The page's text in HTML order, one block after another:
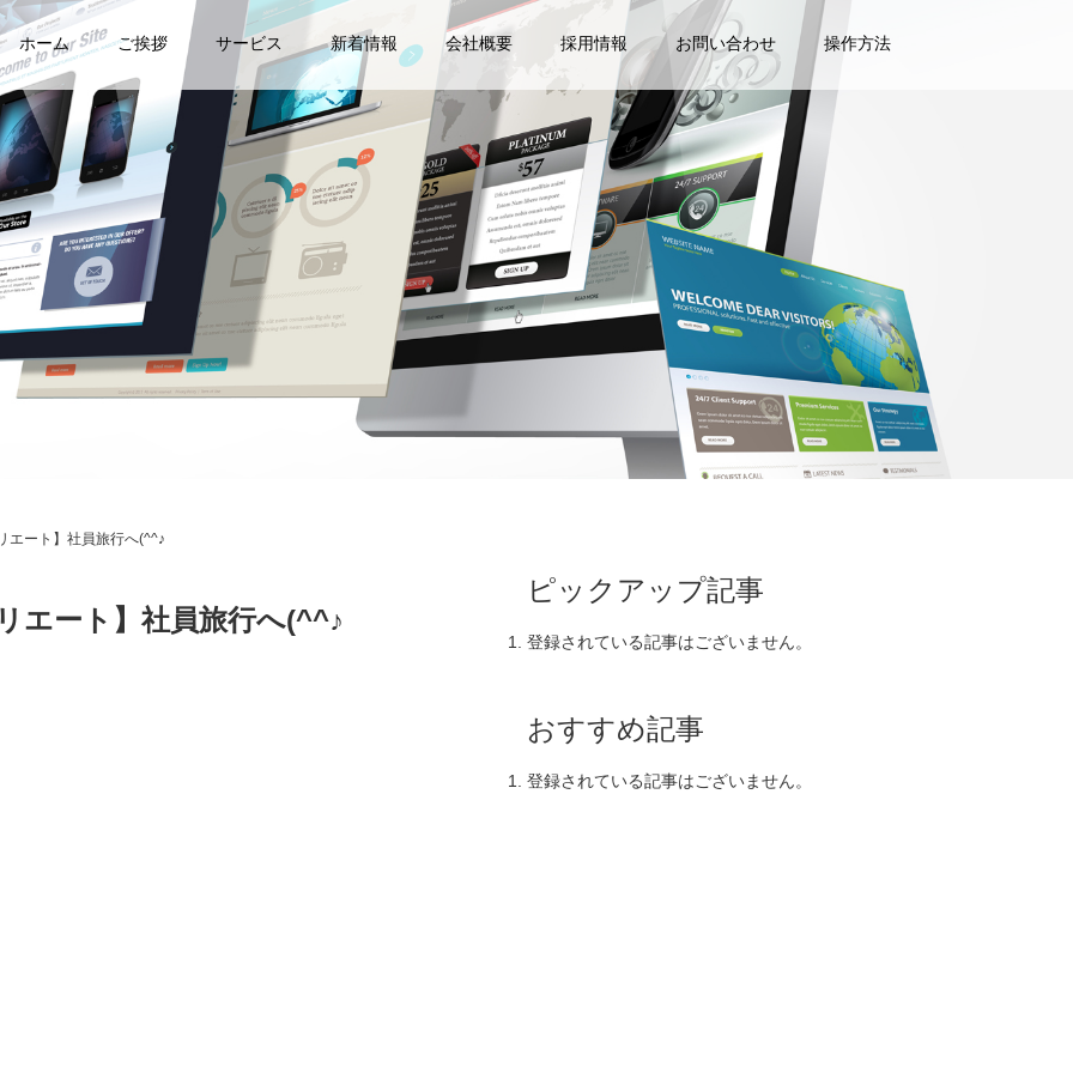
ホーム ご挨拶 サービス 新着情報 会社概要 採用情報 お問い合わせ 操作方法
ート】社員旅行へ(^^♪
ート】社員旅行へ(^^♪
ピックアップ記事
登録されている記事はございません。
おすすめ記事
登録されている記事はございません。